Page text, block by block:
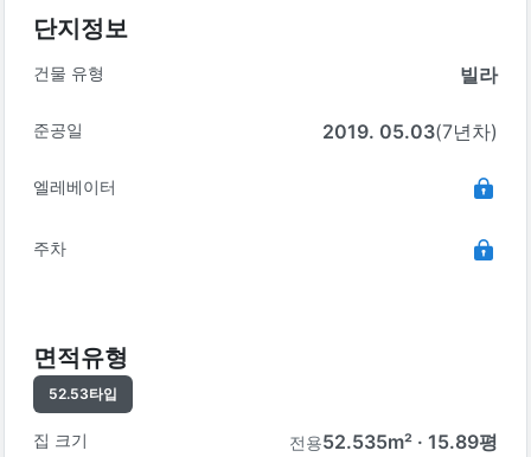
단지정보
건물 유형 빌라
준공일 2019. 05.03(7년차)
엘레베이터
주차
면적유형
52.53타입
집 크기 전용52.535m² · 15.89평